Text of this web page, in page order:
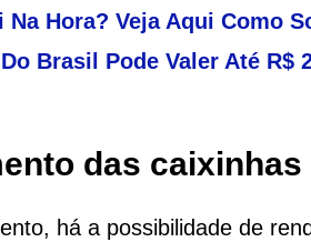
Na Hora? Veja Aqui Como
Brasil Pode Valer Até R$
das
há a possibilidade de